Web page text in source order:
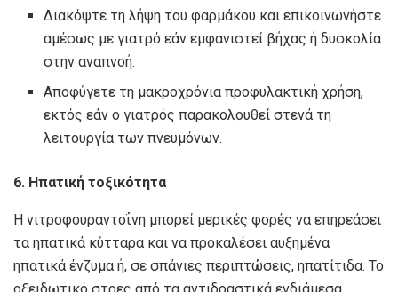
Διακόψτε τη λήψη του φαρμάκου και επικοινωνήστε
αμέσως με γιατρό εάν εμφανιστεί βήχας ή δυσκολία
στην αναπνοή.
Αποφύγετε τη μακροχρόνια προφυλακτική χρήση,
εκτός εάν ο γιατρός παρακολουθεί στενά τη
λειτουργία των πνευμόνων.
6. Ηπατική τοξικότητα
Η νιτροφουραντοΐνη μπορεί μερικές φορές να επηρεάσει
τα ηπατικά κύτταρα και να προκαλέσει αυξημένα
ηπατικά ένζυμα ή, σε σπάνιες περιπτώσεις, ηπατίτιδα. Το